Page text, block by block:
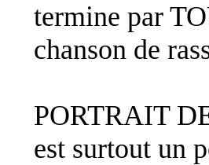
termine par
chanson de
PORTRAIT
est surtout un